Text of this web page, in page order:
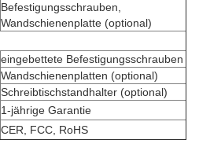
Befestigungsschrauben,
Wandschienenplatte (optional)
eingebettete Befestigungsschrauben
Wandschienenplatten (optional)
Schreibtischstandhalter (optional)
1-jährige Garantie
CER, FCC, RoHS